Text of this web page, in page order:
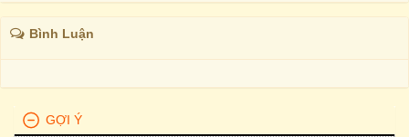
Bình Luận
GỢI Ý